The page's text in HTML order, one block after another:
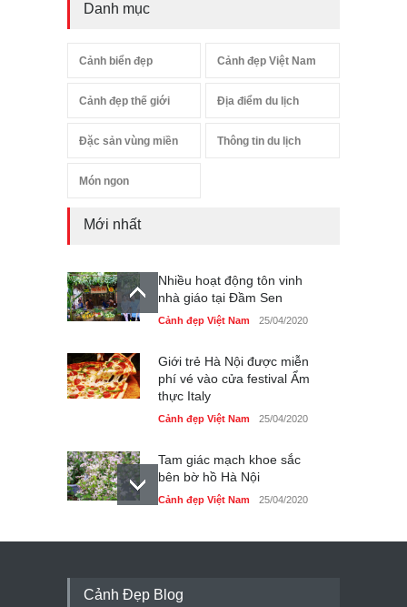
Danh mục
Cảnh biển đẹp Cảnh đẹp Việt Nam
Cảnh đẹp thế giới Địa điểm du lịch
Đặc sản vùng miền Thông tin du lịch
Món ngon
Mới nhất
Nhiều hoạt động tôn vinh
nhà giáo tại Đầm Sen
Cảnh đẹp Việt Nam 25/04/2020
Giới trẻ Hà Nội được miễn
phí vé vào cửa festival Ẩm
thực Italy
Cảnh đẹp Việt Nam 25/04/2020
Tam giác mạch khoe sắc
bên bờ hồ Hà Nội
Cảnh đẹp Việt Nam 25/04/2020
Bán đảo Sơn Trà sẽ là khu
Cảnh Đẹp Blog